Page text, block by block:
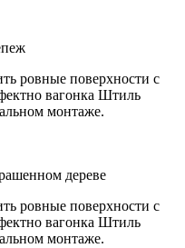
ровные поверхности с
вагонка Штиль
монтаже.
дереве
ровные поверхности с
вагонка Штиль
монтаже.